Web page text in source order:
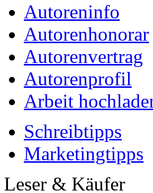
Autoreninfo
Autorenhonorar
Autorenvertrag
Autorenprofil
Arbeit
Schreibtipps
Marketingtipps
Leser & Käufer